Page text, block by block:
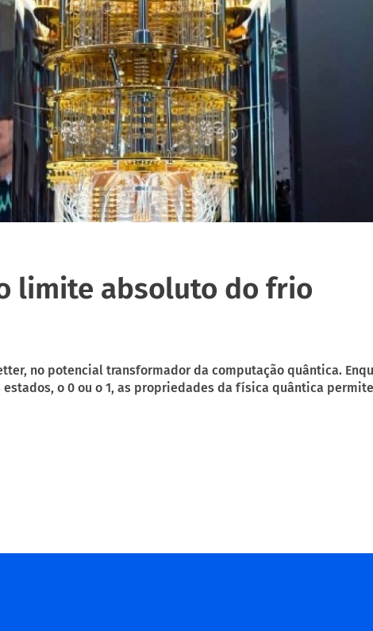
limite absoluto do frio
no potencial transformador da computação quântica.
o 0 ou o 1, as propriedades da física quântica